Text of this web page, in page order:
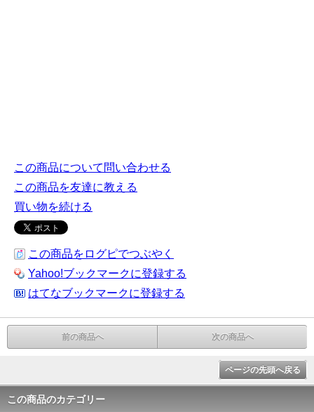
この商品について問い合わせる
この商品を友達に教える
買い物を続ける
この商品をログピでつぶやく
Yahoo!ブックマークに登録する
はてなブックマークに登録する
前の商品へ 次の商品へ
ページの先頭へ戻る
この商品のカテゴリー